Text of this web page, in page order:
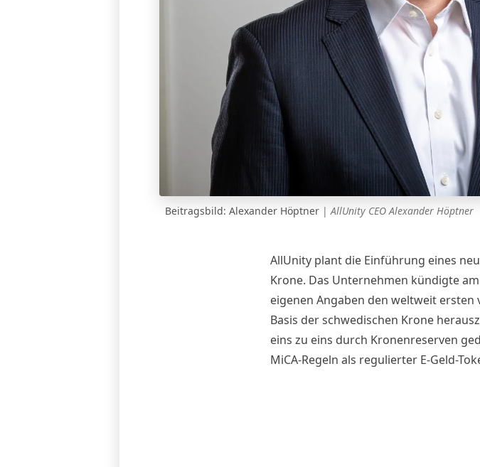
Beitragsbild: Alexander Höptner | AllUnity CEO Alexander Höptner
AllUnity plant die Einführung eines
Krone. Das Unternehmen kündigte
eigenen Angaben den weltweit
Basis der schwedischen Krone
eins zu eins durch Kronenreserven
MiCA-Regeln als regulierter E-Geld-